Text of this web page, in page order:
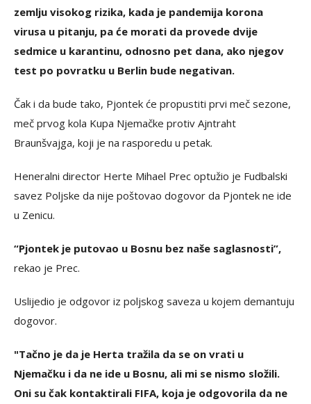
zemlju visokog rizika, kada je pandemija korona
virusa u pitanju, pa će morati da provede dvije
sedmice u karantinu, odnosno pet dana, ako njegov
test po povratku u Berlin bude negativan.
Čak i da bude tako, Pjontek će propustiti prvi meč sezone,
meč prvog kola Kupa Njemačke protiv Ajntraht
Braunšvajga, koji je na rasporedu u petak.
Heneralni director Herte Mihael Prec optužio je Fudbalski
savez Poljske da nije poštovao dogovor da Pjontek ne ide
u Zenicu.
“Pjontek je putovao u Bosnu bez naše saglasnosti”,
rekao je Prec.
Uslijedio je odgovor iz poljskog saveza u kojem demantuju
dogovor.
"Tačno je da je Herta tražila da se on vrati u
Njemačku i da ne ide u Bosnu, ali mi se nismo složili.
Oni su čak kontaktirali FIFA, koja je odgovorila da ne